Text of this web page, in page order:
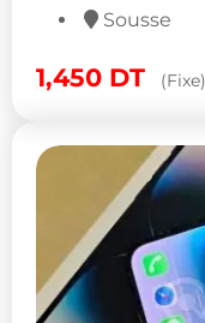
Sousse
1,450 DT (Fixe)